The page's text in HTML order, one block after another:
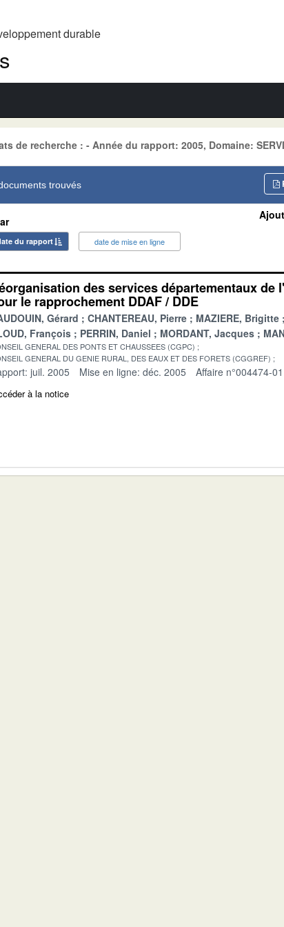
durable
de recherche : - Année du rapport: 2005, Domaine:
trouvés
du rapport date de mise en ligne
des services départementaux de
le rapprochement DDAF / DDE
Gérard CHANTEREAU, Pierre MAZIERE, Brigitte
François
PERRIN, Daniel MORDANT, Jacques
GENERAL DES PONTS ET CHAUSSEES (CGPC)
GENERAL DU GENIE RURAL, DES EAUX ET DES FORETS (CGGREF)
juil. 2005 Mise en ligne: déc. 2005 Affaire n°004474-01
à la notice